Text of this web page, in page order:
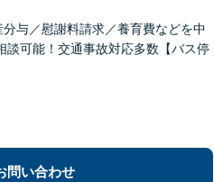
与／慰謝料請求／養育費などを中
談可能！交通事故対応多数【バス停
問い合わせ